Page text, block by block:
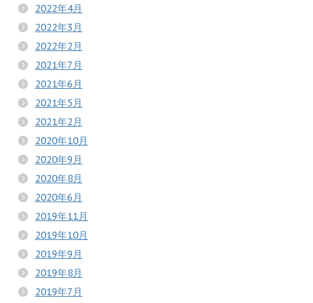
2022年4月
2022年3月
2022年2月
2021年7月
2021年6月
2021年5月
2021年2月
2020年10月
2020年9月
2020年8月
2020年6月
2019年11月
2019年10月
2019年9月
2019年8月
2019年7月